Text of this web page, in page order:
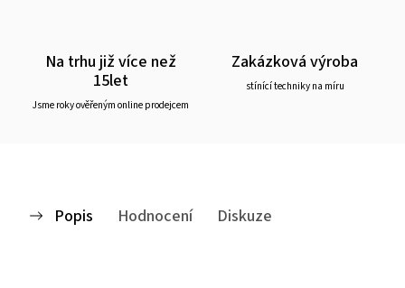
Na trhu již více než
15let
Jsme roky ověřeným online prodejcem
Zakázková výroba
stínící techniky na míru
Popis Hodnocení Diskuze